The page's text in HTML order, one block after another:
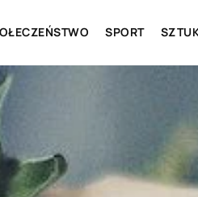
SPORT